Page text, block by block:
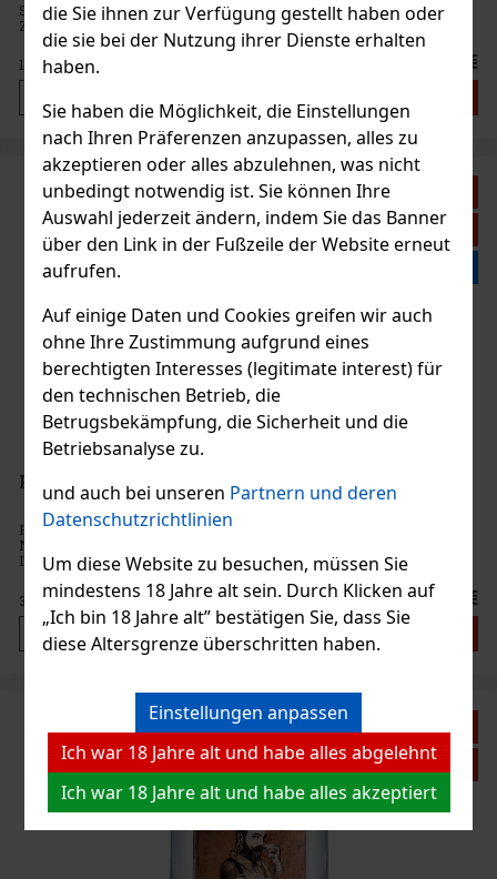
die Sie ihnen zur Verfügung gestellt haben oder
die sie bei der Nutzung ihrer Dienste erhalten
haben.
Sie haben die Möglichkeit, die Einstellungen
nach Ihren Präferenzen anzupassen, alles zu
akzeptieren oder alles abzulehnen, was nicht
unbedingt notwendig ist. Sie können Ihre
Auswahl jederzeit ändern, indem Sie das Banner
über den Link in der Fußzeile der Website erneut
aufrufen.
Auf einige Daten und Cookies greifen wir auch
ohne Ihre Zustimmung aufgrund eines
berechtigten Interesses (legitimate interest) für
den technischen Betrieb, die
Betrugsbekämpfung, die Sicherheit und die
Betriebsanalyse zu.
und auch bei unseren Partnern und deren
Datenschutzrichtlinien
Um diese Website zu besuchen, müssen Sie
mindestens 18 Jahre alt sein. Durch Klicken auf
„Ich bin 18 Jahre alt” bestätigen Sie, dass Sie
diese Altersgrenze überschritten haben.
Einstellungen anpassen
Ich war 18 Jahre alt und habe alles abgelehnt
Ich war 18 Jahre alt und habe alles akzeptiert
Sorgfalt im Herzen der Tschechischen Republik hergestellt wird.
Ziel war es, einen Gin zu kreieren, der nicht nur köstlich im
Geschmack ist, sondern auch optisch ansprechend. Mit seinem l
14.45€ ohne VAT 17.49 €
Rabatt: 14%
Aktion
Plateau Tranquillité Gin 42,1% 0,5 l
Plateau Tranquillité Gin ist ein Premium-Gin, dessen Rezeptur und
Name durch die faszinierende Geschichte von Marie „Tranquillité“
Descoteaux inspiriert wurde. Marie, die nach dem Verlust ihrer
Eltern nach Paris zu ihrem Onkel zog, entdeckte die Welt
30.58€ ohne VAT 37 €
Aktion